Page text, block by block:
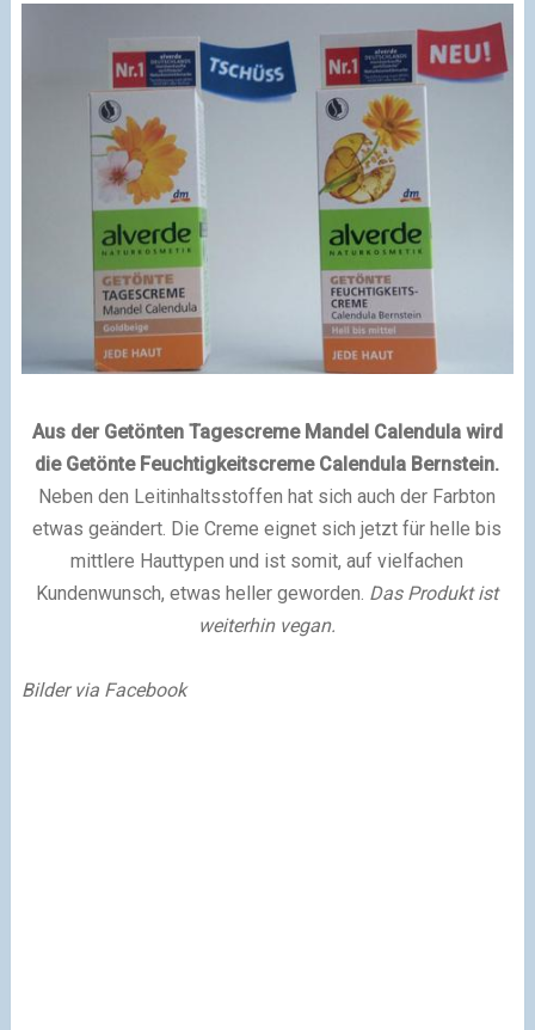
Aus der Getönten Tagescreme Mandel Calendula wird
die Getönte Feuchtigkeitscreme Calendula Bernstein.
Neben den Leitinhaltsstoffen hat sich auch der Farbton
etwas geändert. Die Creme eignet sich jetzt für helle bis
mittlere Hauttypen und ist somit, auf vielfachen
Kundenwunsch, etwas heller geworden. Das Produkt ist
weiterhin vegan.
Bilder via Facebook